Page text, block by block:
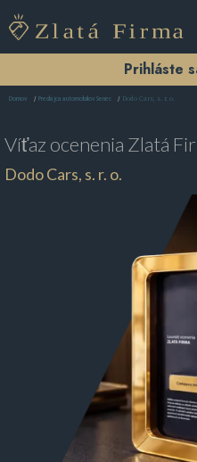
Prihláste
Domov Predajca automobilov Senec Dodo Cars, s. r. o.
Víťaz ocenenia Zlatá
Dodo Cars, s. r. o.